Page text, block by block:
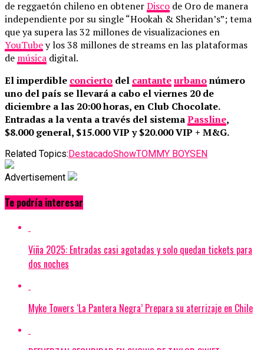
de reggaetón chileno en obtenerDisco de Oro de manera
independiente por su single “Hookah & Sheridan’s”; tema
que ya supera las 32 millones de visualizaciones en
YouTubey los 38 millones de streams en las plataformas
de música digital.
El imperdible concierto del cantanteurbanonúmero
uno del país se llevará a cabo el viernes 20 de
diciembre a las 20:00 horas, en Club Chocolate.
Entradas a la venta a través del sistemaPassline,
$8.000 general, $15.000 VIP y $20.000 VIP + M&G.
Related Topics:DestacadoShowTOMMY BOYSEN
Advertisement
Te podría interesar
Viña 2025: Entradas casi agotadas y solo quedan tickets para
dos noches
Myke Towers ‘La Pantera Negra’ Prepara su aterrizaje en Chile